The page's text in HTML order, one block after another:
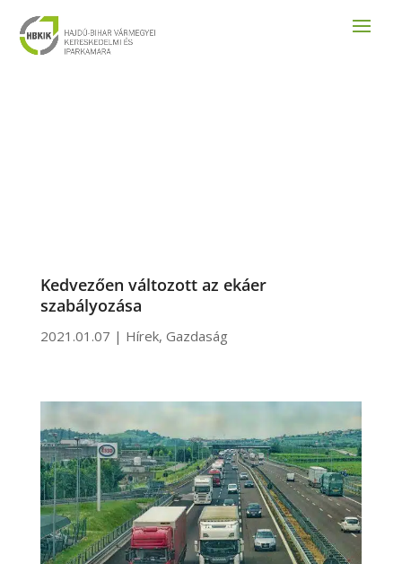
Kedvezően változott az ekáer
szabályozása
2021.01.07 | Hírek, Gazdaság